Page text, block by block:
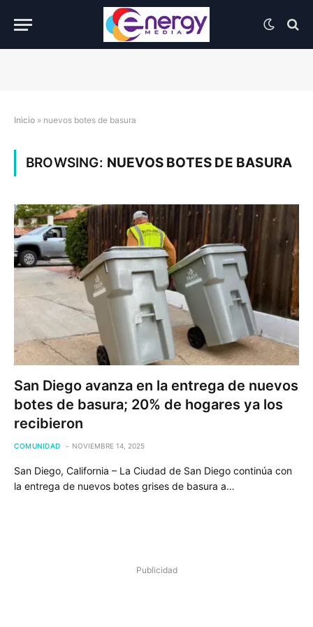
Inicio » nuevos botes de basura
BROWSING: NUEVOS BOTES DE BASURA
San Diego avanza en la entrega de nuevos
botes de basura; 20% de hogares ya los
recibieron
COMUNIDAD NOVIEMBRE 14, 2025
San Diego, California – La Ciudad de San Diego continúa con
la entrega de nuevos botes grises de basura a…
Publicidad